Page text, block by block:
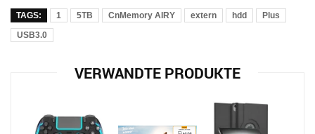
TAGS: 1 5TB CnMemory AIRY extern hdd
Plus
USB3.0
VERWANDTE PRODUKTE